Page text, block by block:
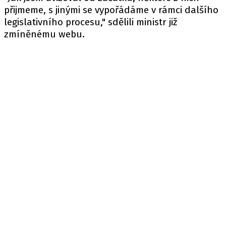
přijmeme, s jinými se vypořádáme v rámci dalšího
legislativního procesu," sdělili ministr již
zmíněnému webu.